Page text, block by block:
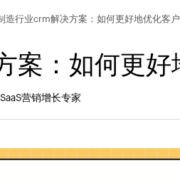
造行业crm解决方案：如何更好地优化客
案：如何更好
营销增长专家